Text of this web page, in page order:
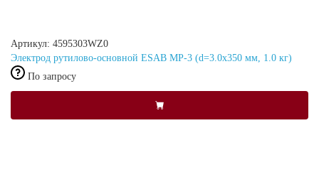
Артикул: 4595303WZ0
Электрод рутилово-основной ESAB МР-3 (d=3.0x350 мм, 1.0 кг)
По запросу